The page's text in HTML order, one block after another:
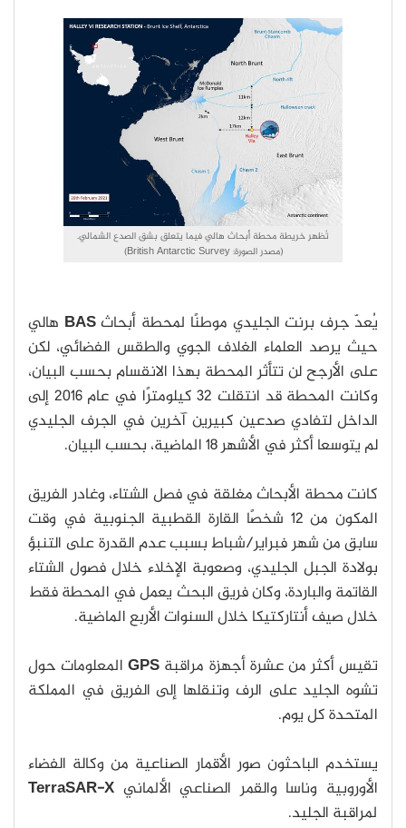
تُظهر خريطة محطة أبحاث هالي فيما يتعلق بشق الصدع الشمالي.
(مصدر الصورة: British Antarctic Survey)
يُعدّ جرف برنت الجليدي موطنًا لمحطة أبحاثBAS هالي
حيث يرصد العلماء الغلاف الجوي والطقس الفضائي، لكن
على الأرجح لن تتأثر المحطة بهذا الانقسام بحسب البيان،
وكانت المحطة قد انتقلت 32 كيلومترًا في عام 2016 إلى
الداخل لتفادي صدعين كبيرين آخرين في الجرف الجليدي
لم يتوسعا أكثر في الأشهر 18 الماضية، بحسب البيان.
كانت محطة الأبحاث مغلقة في فصل الشتاء، وغادر الفريق
المكون من 12 شخصًا القارة القطبية الجنوبية في وقت
سابق من شهر فبراير/شباط بسبب عدم القدرة على التنبؤ
بولادة الجبل الجليدي، وصعوبة الإخلاء خلال فصول الشتاء
القاتمة والباردة، وكان فريق البحث يعمل في المحطة فقط
خلال صيف أنتاركتيكا خلال السنوات الأربع الماضية.
تقيس أكثر من عشرة أجهزة مراقبة GPS المعلومات حول
تشوه الجليد على الرف وتنقلها إلى الفريق في المملكة
المتحدة كل يوم.
يستخدم الباحثون صور الأقمار الصناعية من وكالة الفضاء
الأوروبية وناسا والقمر الصناعي الألماني TerraSAR-X
لمراقبة الجليد.